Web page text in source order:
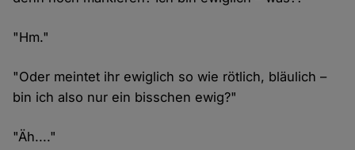
"Hm."
"Oder meintet ihr ewiglich so wie rötlich, bläulich –
bin ich also nur ein bisschen ewig?"
"Äh...."